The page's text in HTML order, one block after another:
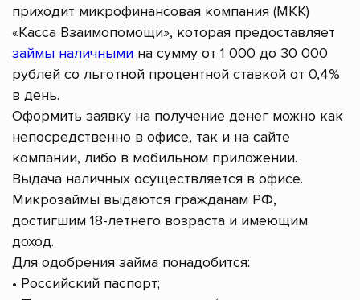
приходит микрофинансовая компания (МКК)
«Касса Взаимопомощи», которая предоставляет
займы наличными на сумму от 1 000 до 30 000
рублей со льготной процентной ставкой от 0,4%
в день.
Оформить заявку на получение денег можно как
непосредственно в офисе, так и на сайте
компании, либо в мобильном приложении.
Выдача наличных осуществляется в офисе.
Микрозаймы выдаются гражданам РФ,
достигшим 18-летнего возраста и имеющим
доход.
Для одобрения займа понадобится:
• Российский паспорт;